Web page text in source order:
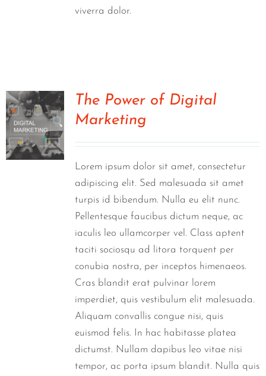
viverra dolor.
The Power of Digital
Marketing
Lorem ipsum dolor sit amet, consectetur
adipiscing elit. Sed malesuada sit amet
turpis id bibendum. Nulla eu elit nunc.
Pellentesque faucibus dictum neque, ac
iaculis leo ullamcorper vel. Class aptent
taciti sociosqu ad litora torquent per
conubia nostra, per inceptos himenaeos.
Cras blandit erat pulvinar lorem
imperdiet, quis vestibulum elit malesuada.
Aliquam convallis congue nisi, quis
euismod felis. In hac habitasse platea
dictumst. Nullam dapibus leo vitae nisi
tempor, ac porta ipsum blandit. Nulla quis